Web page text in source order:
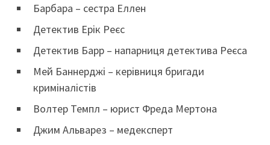
Барбара – сестра Еллен
Детектив Ерік Реєс
Детектив Барр – напарниця детектива Реєса
Мей Баннерджі – керівниця бригади
криміналістів
Волтер Темпл – юрист Фреда Мертона
Джим Альварез – медексперт